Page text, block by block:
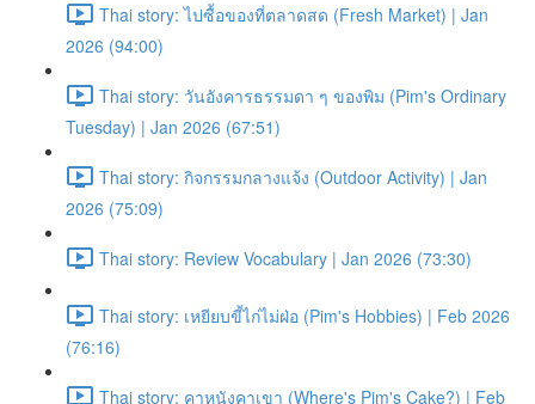
Thai story: ไปซื้อของที่ตลาดสด (Fresh Market) | Jan
2026 (94:00)
Thai story: วันอังคารธรรมดา ๆ ของพิม (Pim's Ordinary
Tuesday) | Jan 2026 (67:51)
Thai story: กิจกรรมกลางแจ้ง (Outdoor Activity) | Jan
2026 (75:09)
Thai story: Review Vocabulary | Jan 2026 (73:30)
Thai story: เหยียบขี้ไก่ไม่ฝ่อ (Pim's Hobbies) | Feb 2026
(76:16)
Thai story: คาหนังคาเขา (Where's Pim's Cake?) | Feb